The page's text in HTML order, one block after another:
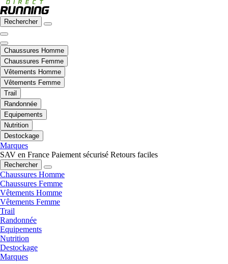
Rechercher
Chaussures Homme
Chaussures Femme
Vêtements Homme
Vêtements Femme
Trail
Randonnée
Equipements
Nutrition
Destockage
Marques
SAV en France Paiement sécurisé Retours faciles
Rechercher
Chaussures Homme
Chaussures Femme
Vêtements Homme
Vêtements Femme
Trail
Randonnée
Equipements
Nutrition
Destockage
Marques